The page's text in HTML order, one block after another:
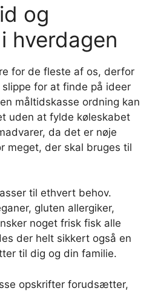
og
hverdagen
for de fleste af os, derfor
for at finde på ideer
måltidskasse ordning kan
uden at fylde køleskabet
da det er nøje
meget, der skal bruges til
til ethvert behov.
gluten allergiker,
noget frisk fisk alle
der helt sikkert også en
til dig og din familie.
opskrifter forudsætter,